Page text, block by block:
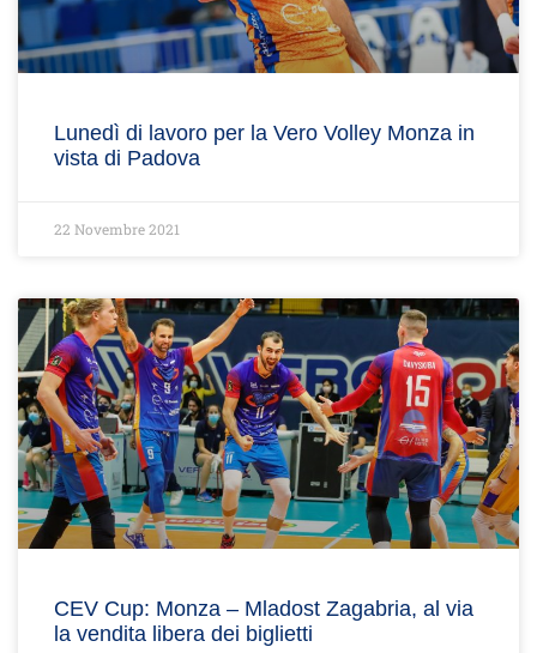
Lunedì di lavoro per la Vero Volley Monza in
vista di Padova
22 Novembre 2021
CEV Cup: Monza – Mladost Zagabria, al via
la vendita libera dei biglietti